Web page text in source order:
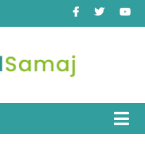
Facebook
Twitter